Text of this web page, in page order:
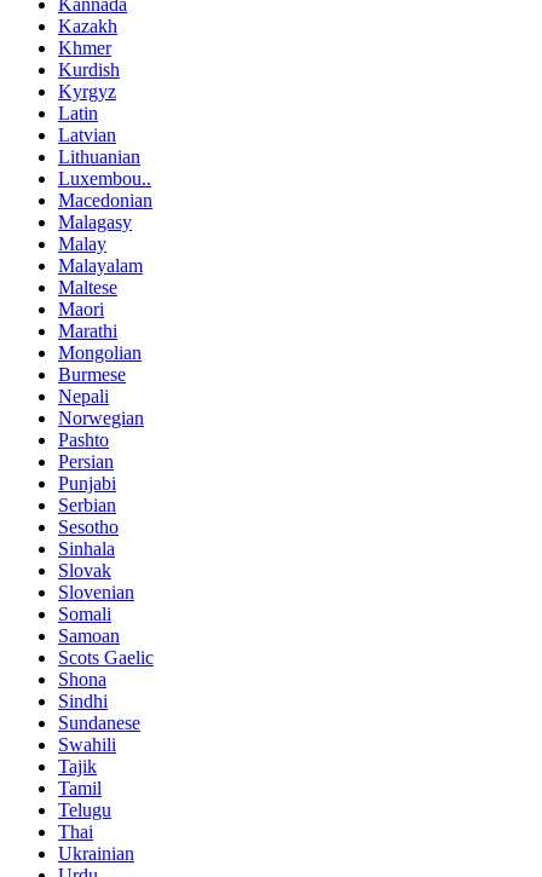
Kannada
Kazakh
Khmer
Kurdish
Kyrgyz
Latin
Latvian
Lithuanian
Luxembou..
Macedonian
Malagasy
Malay
Malayalam
Maltese
Maori
Marathi
Mongolian
Burmese
Nepali
Norwegian
Pashto
Persian
Punjabi
Serbian
Sesotho
Sinhala
Slovak
Slovenian
Somali
Samoan
Scots Gaelic
Shona
Sindhi
Sundanese
Swahili
Tajik
Tamil
Telugu
Thai
Ukrainian